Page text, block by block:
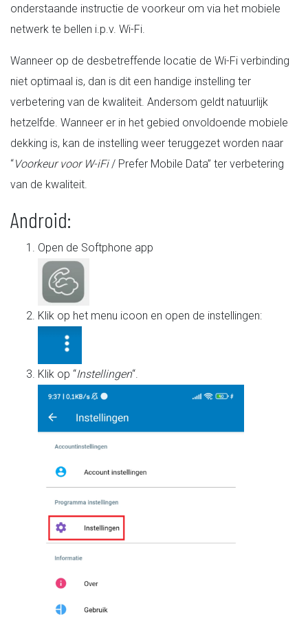
onderstaande instructie de voorkeur om via het mobiele
netwerk te bellen i.p.v. Wi-Fi.
Wanneer op de desbetreffende locatie de Wi-Fi verbinding
niet optimaal is, dan is dit een handige instelling ter
verbetering van de kwaliteit. Andersom geldt natuurlijk
hetzelfde. Wanneer er in het gebied onvoldoende mobiele
dekking is, kan de instelling weer teruggezet worden naar
“Voorkeur voor W-iFi/ Prefer Mobile Data” ter verbetering
van de kwaliteit.
Android:
Open de Softphone app
Klik op het menu icoon en open de instellingen:
Klik op “Instellingen“.